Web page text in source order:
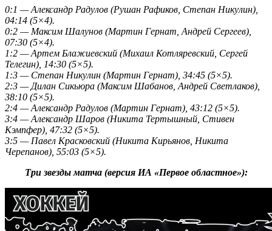
0:1 — Александр Радулов (Рушан Рафиков, Степан Никулин),
04:14 (5×4).
0:2 — Максим Шалунов (Мартин Гернат, Андрей Сергеев),
07:30 (5×4).
1:2 — Артем Блажиевский (Михаил Котляревский, Сергей
Телегин), 14:30 (5×5).
1:3 — Степан Никулин (Мартин Гернат), 34:45 (5×5).
2:3 — Дилан Сикьюра (Максим Шабанов, Андрей Светлаков),
38:10 (5×5).
2:4 — Александр Радулов (Мартин Гернат), 43:12 (5×5).
3:4 — Александр Шаров (Никита Тертышный, Стивен
Кэмпфер), 47:32 (5×5).
3:5 — Павел Красковский (Никита Кирьянов, Никита
Черепанов), 55:03 (5×5).
Три звезды матча (версия ИА «Первое областное»):